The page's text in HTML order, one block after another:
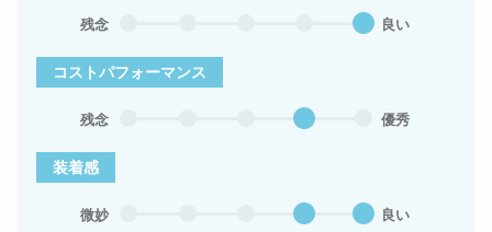
残念 良い
コストパフォーマンス
残念 優秀
装着感
微妙 良い